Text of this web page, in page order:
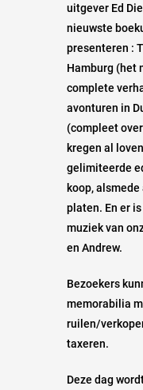
uitgever Ed
nieuwste
presenteren :
Hamburg (het
complete
avonturen in
(compleet
kregen al
gelimiteerde
koop,
platen. En er
muziek van
en Andrew.
Bezoekers
memorabilia
ruilen/
taxeren.
Deze dag